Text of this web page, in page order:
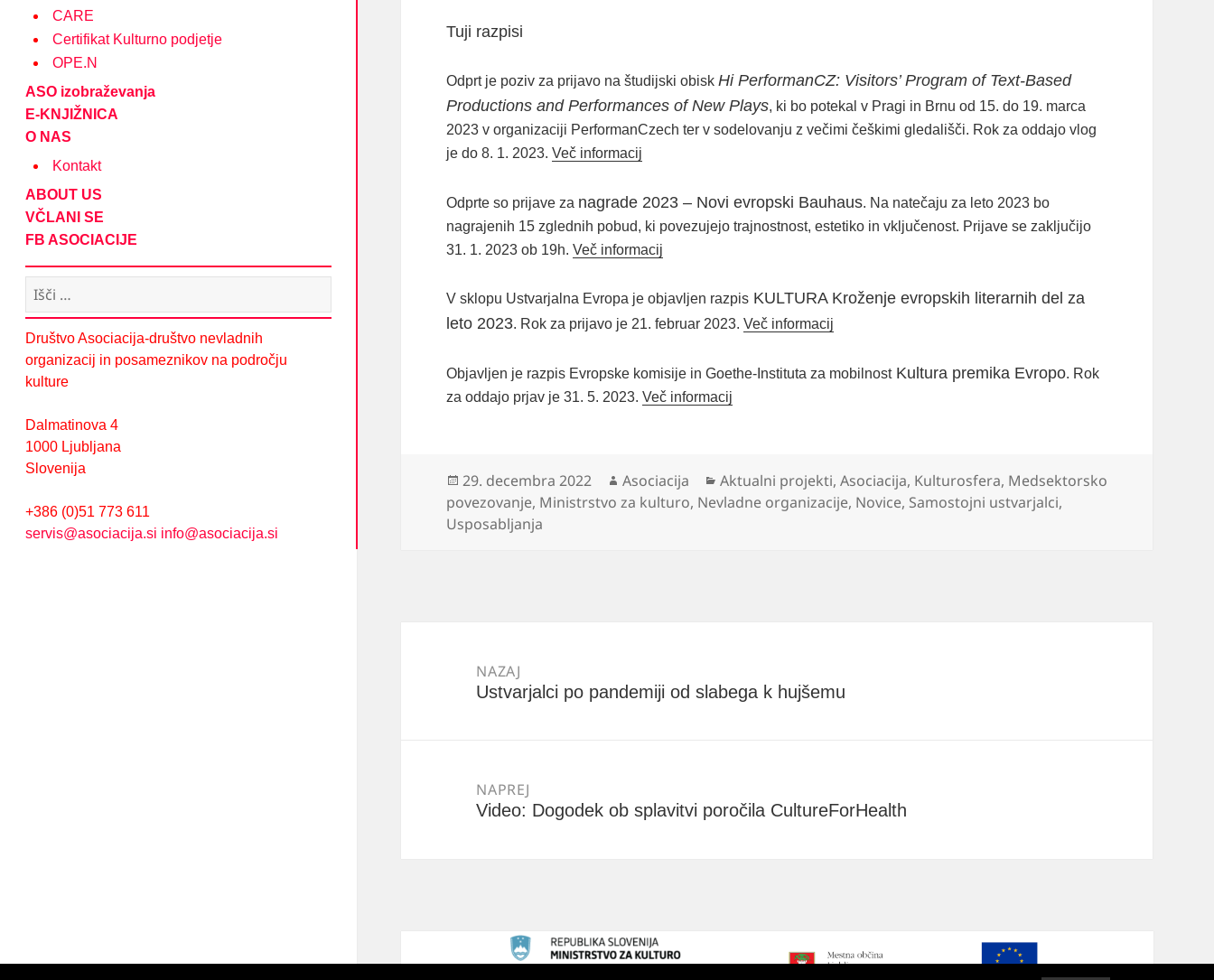
CARE
Certifikat Kulturno podjetje
OPE.N
ASO izobraževanja
E-KNJIŽNICA
O NAS
Kontakt
ABOUT US
VČLANI SE
FB ASOCIACIJE
Išči:
Društvo Asociacija-društvo nevladnih
organizacij in posameznikov na področju
kulture
Dalmatinova 4
1000 Ljubljana
Slovenija
+386 (0)51 773 611
servis@asociacija.si info@asociacija.si
Tuji razpisi
Odprt je poziv za prijavo na študijski obisk Hi PerformanCZ: Visitors’ Program of Text-Based
Productions and Performances of New Plays, ki bo potekal v Pragi in Brnu od 15. do 19. marca
2023 v organizaciji PerformanCzech ter v sodelovanju z večimi češkimi gledališči. Rok za oddajo vlog
je do 8. 1. 2023. Več informacij
Odprte so prijave za nagrade 2023 – Novi evropski Bauhaus. Na natečaju za leto 2023 bo
nagrajenih 15 zglednih pobud, ki povezujejo trajnostnost, estetiko in vključenost. Prijave se zaključijo
31. 1. 2023 ob 19h. Več informacij
V sklopu Ustvarjalna Evropa je objavljen razpisKULTURA Kroženje evropskih literarnih del za
leto 2023. Rok za prijavo je 21. februar 2023. Več informacij
Objavljen je razpis Evropske komisije in Goethe-Instituta za mobilnostKultura premika Evropo. Rok
za oddajo prjav je 31. 5. 2023. Več informacij
Objavljeno
dne
29. decembra 2022 Avtor
Asociacija Kategorije
Aktualni projekti, Asociacija, Kulturosfera, Medsektorsko
povezovanje, Ministrstvo za kulturo, Nevladne organizacije, Novice, Samostojni ustvarjalci,
Usposabljanja
prispevkaNAZAJ
Prejšnji
Ustvarjalci po pandemiji od slabega k hujšemu
NAPREJ
Naslednji
Video: Dogodek ob splavitvi poročila CultureForHealth